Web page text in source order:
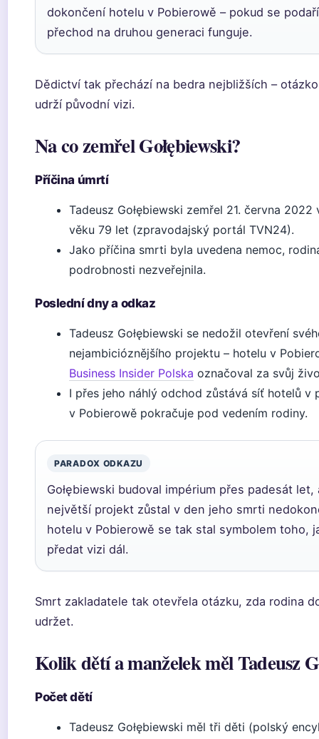
dokončení hotelu v Pobierowě – pokud se
přechod na druhou generaci funguje.
Dědictví tak přechází na bedra nejbližších –
udrží původní vizi.
Na co zemřel Gołębiewski?
Příčina úmrtí
Tadeusz Gołębiewski zemřel 21. června 2022
věku 79 let (zpravodajský portál TVN24).
Jako příčina smrti byla uvedena nemoc,
podrobnosti nezveřejnila.
Poslední dny a odkaz
Tadeusz Gołębiewski se nedožil otevření
nejambicióznějšího projektu – hotelu v
Business Insider Polska označoval za svůj
I přes jeho náhlý odchod zůstává síť hotelů v
v Pobierowě pokračuje pod vedením rodiny.
PARADOX ODKAZU
Gołębiewski budoval impérium přes padesát let,
největší projekt zůstal v den jeho smrti
hotelu v Pobierowě se tak stal symbolem toho,
předat vizi dál.
Smrt zakladatele tak otevřela otázku, zda rodina
udržet.
Kolik dětí a manželek měl Tadeusz
Počet dětí
Tadeusz Gołębiewski měl tři děti (polský